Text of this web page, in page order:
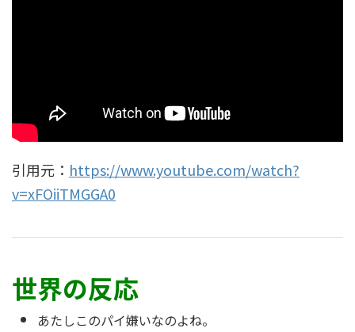
引用元： https://www.youtube.com/watch?
v=xFOiiTMGGA0
世界の反応
あたしこのパイ嫌いなのよね。